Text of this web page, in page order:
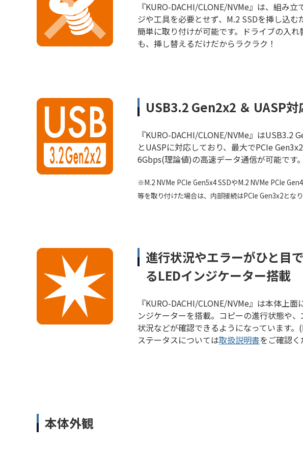
『KURO-DACHI/CLONE/NVMe』は、組み立
ジや工具を必要とせず、M.2 SSDを挿し込む
簡単に取り付けが可能です。ドライブの入れ
も、挿し替えるだけだからラクラク！
USB3.2 Gen2x2 ＆ UASP対
『KURO-DACHI/CLONE/NVMe』はUSB3.2
とUASPに対応しており、最大でPCIe
6Gbps(理論値)の高速データ通信が可能です。
※M.2 NVMe PCIe Gen5x4 SSDやM.2 NVMe PCIe
等を取り付けた場合は、内部接続はPCIe Gen3x2となり
進行状況やエラーがひと目
るLEDインジケーター搭載
『KURO-DACHI/CLONE/NVMe』は本体上面
ンジケーターを搭載。コピーの進行状態や、
状況などが確認できるようになっています。
ステータスについては取扱説明書をご確認
本体外観